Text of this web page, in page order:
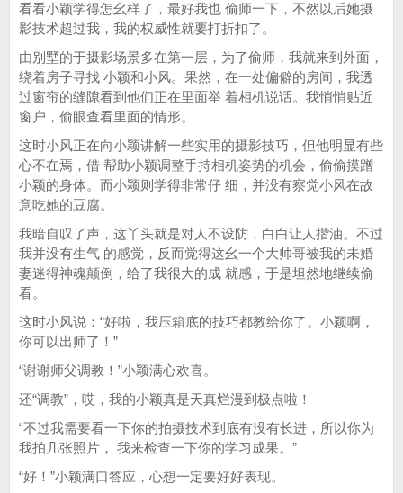
看看小颖学得怎幺样了，最好我也 偷师一下，不然以后她摄
影技术超过我，我的权威性就要打折扣了。
由别墅的于摄影场景多在第一层，为了偷师，我就来到外面，
绕着房子寻找 小颖和小风。果然，在一处偏僻的房间，我透
过窗帘的缝隙看到他们正在里面举 着相机说话。我悄悄贴近
窗户，偷眼查看里面的情形。
这时小风正在向小颖讲解一些实用的摄影技巧，但他明显有些
心不在焉，借 帮助小颖调整手持相机姿势的机会，偷偷摸蹭
小颖的身体。而小颖则学得非常仔 细，并没有察觉小风在故
意吃她的豆腐。
我暗自叹了声，这丫头就是对人不设防，白白让人揩油。不过
我并没有生气 的感觉，反而觉得这幺一个大帅哥被我的未婚
妻迷得神魂颠倒，给了我很大的成 就感，于是坦然地继续偷
看。
这时小风说：“好啦，我压箱底的技巧都教给你了。小颖啊，
你可以出师了！”
“谢谢师父调教！”小颖满心欢喜。
还“调教”，哎，我的小颖真是天真烂漫到极点啦！
“不过我需要看一下你的拍摄技术到底有没有长进，所以你为
我拍几张照片， 我来检查一下你的学习成果。”
“好！”小颖满口答应，心想一定要好好表现。